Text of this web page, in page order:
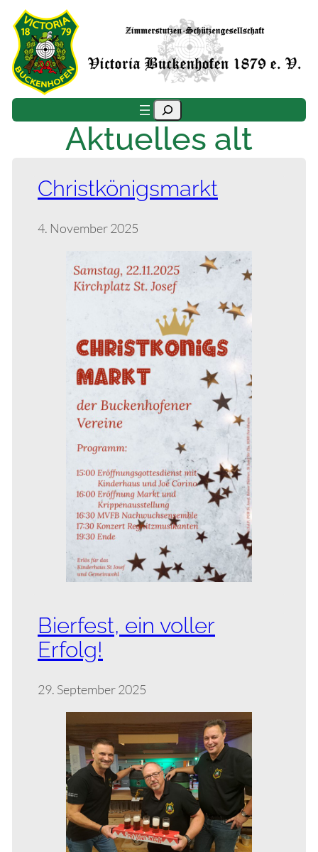
Zum
Inhalt
springen
Suchen
Aktuelles alt
Christkönigsmarkt
4. November 2025
Bierfest, ein voller
Erfolg!
29. September 2025